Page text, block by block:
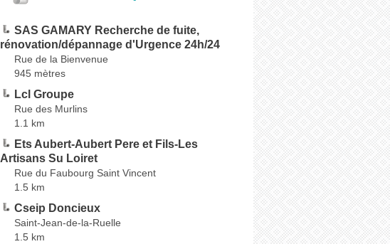
SAS GAMARY Recherche de fuite,
rénovation/dépannage d'Urgence 24h/24
Rue de la Bienvenue
945 mètres
Lcl Groupe
Rue des Murlins
1.1 km
Ets Aubert-Aubert Pere et Fils-Les
Artisans Su Loiret
Rue du Faubourg Saint Vincent
1.5 km
Cseip Doncieux
Saint-Jean-de-la-Ruelle
1.5 km